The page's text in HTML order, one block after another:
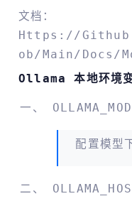
文档：
Https://
Ob/main/docs/
Ollama 本地环境
配置模型